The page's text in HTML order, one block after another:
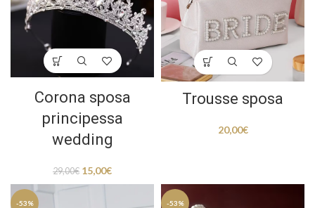
Corona sposa
principessa
wedding
29,00€ 15,00€
Trousse sposa
20,00€
-53% -53%